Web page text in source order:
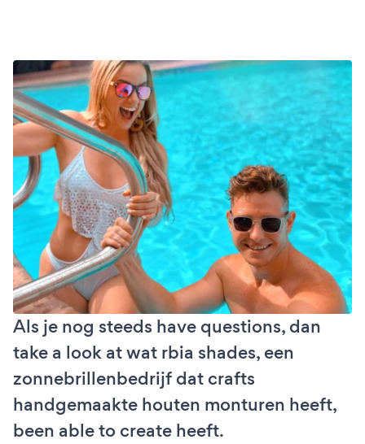
Als je nog steeds have questions, dan
take a look at wat rbia shades, een
zonnebrillenbedrijf dat crafts
handgemaakte houten monturen heeft,
been able to create heeft.